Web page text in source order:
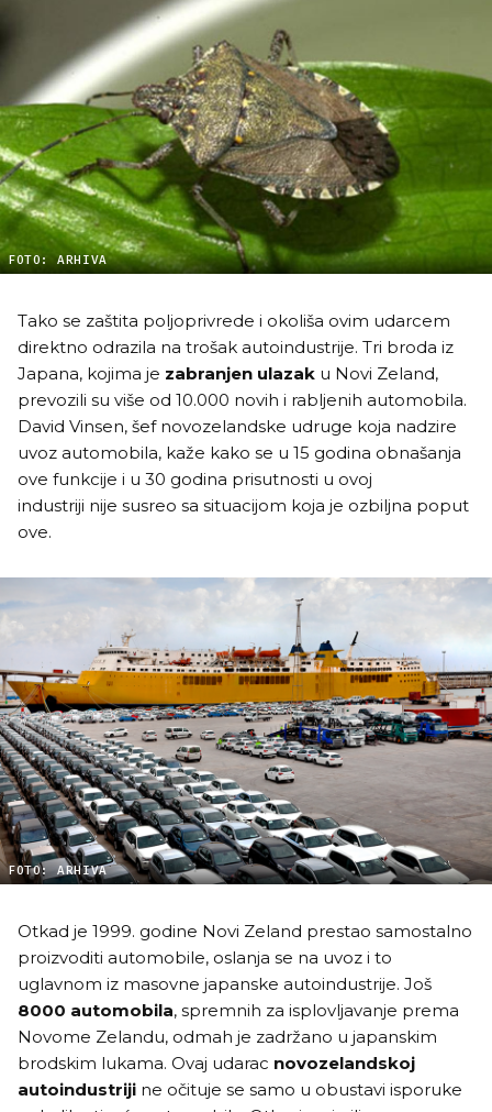
FOTO: ARHIVA
Tako se zaštita poljoprivrede i okoliša ovim udarcem
direktno odrazila na trošak autoindustrije. Tri broda iz
Japana, kojima je zabranjen ulazak u Novi Zeland,
prevozili su više od 10.000 novih i rabljenih automobila.
David Vinsen, šef novozelandske udruge koja nadzire
uvoz automobila, kaže kako se u 15 godina obnašanja
ove funkcije i u 30 godina prisutnosti u ovoj
industriji nije susreo sa situacijom koja je ozbiljna poput
ove.
FOTO: ARHIVA
Otkad je 1999. godine Novi Zeland prestao samostalno
proizvoditi automobile, oslanja se na uvoz i to
uglavnom iz masovne japanske autoindustrije. Još
8000 automobila, spremnih za isplovljavanje prema
Novome Zelandu, odmah je zadržano u japanskim
brodskim lukama. Ovaj udarac novozelandskoj
autoindustriji ne očituje se samo u obustavi isporuke